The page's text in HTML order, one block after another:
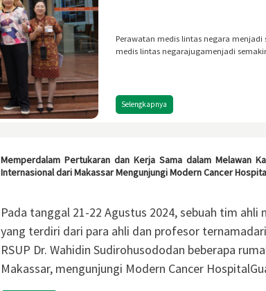
Perawatan medis lintas negara
medis lintas negarajugamenjadi
Selengkapnya
Memperdalam Pertukaran dan Kerja Sama dalam Melawan
Internasional dari Makassar Mengunjungi Modern Cancer
Pada tanggal 21-22 Agustus 2024, sebuah tim ahli
yang terdiri dari para ahli dan profesor
RSUP Dr. Wahidin Sudirohusododan beberapa
Makassar, mengunjungi Modern Cancer